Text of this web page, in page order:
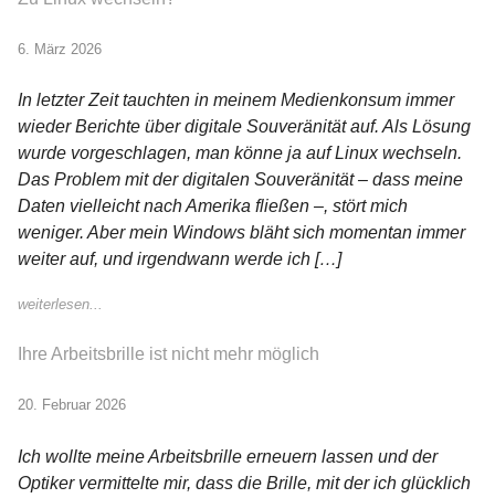
6. März 2026
In letzter Zeit tauchten in meinem Medienkonsum immer
wieder Berichte über digitale Souveränität auf. Als Lösung
wurde vorgeschlagen, man könne ja auf Linux wechseln.
Das Problem mit der digitalen Souveränität – dass meine
Daten vielleicht nach Amerika fließen –, stört mich
weniger. Aber mein Windows bläht sich momentan immer
weiter auf, und irgendwann werde ich […]
weiterlesen...
Ihre Arbeitsbrille ist nicht mehr möglich
20. Februar 2026
Ich wollte meine Arbeitsbrille erneuern lassen und der
Optiker vermittelte mir, dass die Brille, mit der ich glücklich